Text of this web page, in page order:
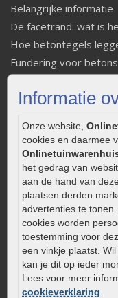
Informatie
Onze website,
cookies en daarmee
het gedrag van
aan de hand van
plaatsen derden
advertenties te
cookies worden
toestemming voor
een vinkje plaatst.
kan je dit op ieder
Lees voor meer
cookieverklaring
Belangrijke informatie
De facetrand: wat is
Hoe betontegels
Fundering voor
Strakke tuin inrichten
Onderhoud van
Aanlegtips voor
Zelf een terras
Kleine stadstuin
0320 – 219170
Kaapstanderweg 41
8243 RB Lelystad
Routebeschrijving